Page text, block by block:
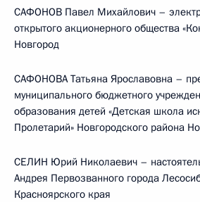
САФОНОВ Павел Михайлович –
открытого акционерного общества
Новгород
САФОНОВА Татьяна Ярославовна –
муниципального бюджетного
образования детей «Детская школа
Пролетарий» Новгородского района
СЕЛИН Юрий Николаевич –
Андрея Первозванного города
Красноярского края